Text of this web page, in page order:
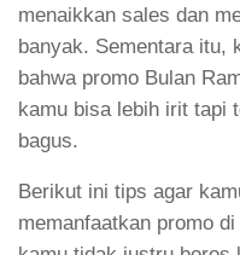
menaikkan sales dan
banyak. Sementara itu,
bahwa promo Bulan
kamu bisa lebih irit tapi
bagus.
Berikut ini tips agar
memanfaatkan promo